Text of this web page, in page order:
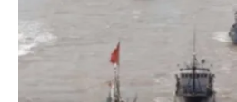
甲烷，且陸上處理牲畜排泄物、